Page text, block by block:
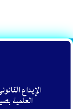
الإيداع
العلمية